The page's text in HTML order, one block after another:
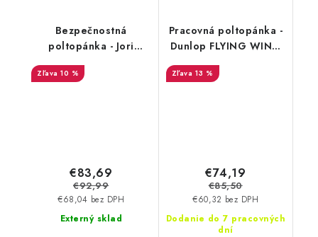
Bezpečnostná
poltopánka - Jori
Speedy Low S3 EAD -
biela - šedá 35671
10 %
Externý sklad
€68,04 bez DPH
€83,69
€92,99
Pracovná poltopánka -
Dunlop FLYING WING
AIB O3 - čierna
DL0203009
13 %
Dodanie do 7 pracovných
dní
€60,32 bez DPH
€74,19
€85,50